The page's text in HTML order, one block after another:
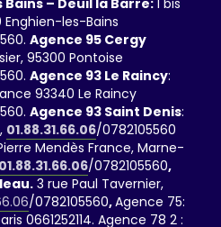
Bains – Deuil la Barre:1 bis
les-Bains
Agence 95 Cergy
95300 Pontoise
Agence 93 Le Raincy:
93340 Le Raincy
Agence 93 Saint Denis:
01.88.31.66.06/0782105560
Mendès France, Marne-
01.88.31.66.06/0782105560,
3 rue Paul Tavernier,
/0782105560,Agence 75:
0661252114. Agence 78 2 :